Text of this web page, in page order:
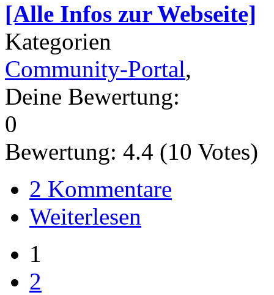
[Alle Infos zur Webseite]
Kategorien
Community-Portal,
Deine Bewertung:
0
Bewertung: 4.4 (10 Votes)
2 Kommentare
Weiterlesen
1
2